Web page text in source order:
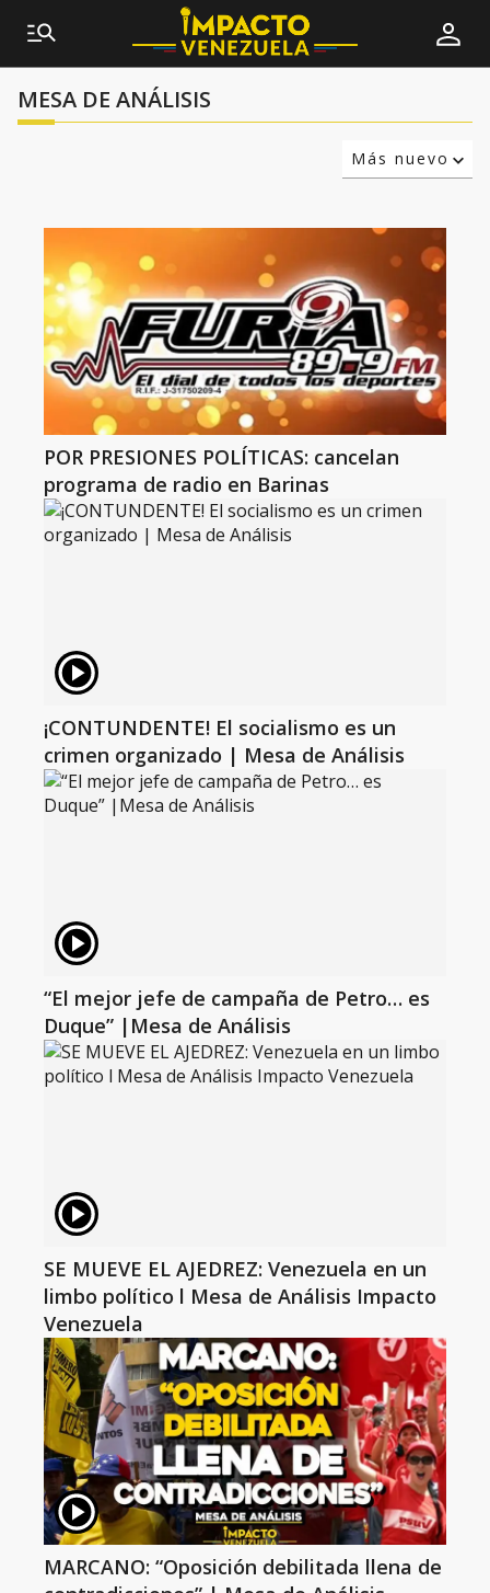
MESA DE ANÁLISIS
Más nuevo
POR PRESIONES POLÍTICAS: cancelan
programa de radio en Barinas
¡CONTUNDENTE! El socialismo es un
crimen organizado | Mesa de Análisis
“El mejor jefe de campaña de Petro… es
Duque” |Mesa de Análisis
SE MUEVE EL AJEDREZ: Venezuela en un
limbo político l Mesa de Análisis Impacto
Venezuela
MARCANO: “Oposición debilitada llena de